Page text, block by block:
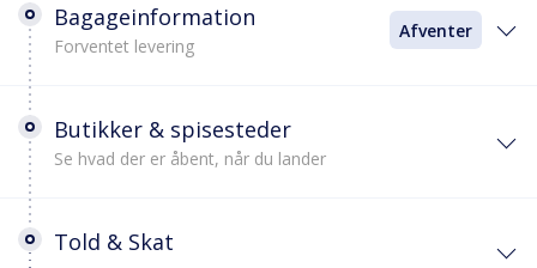
Bagageinformation
Forventet levering
Afventer
Butikker & spisesteder
Se hvad der er åbent, når du lander
Told & Skat